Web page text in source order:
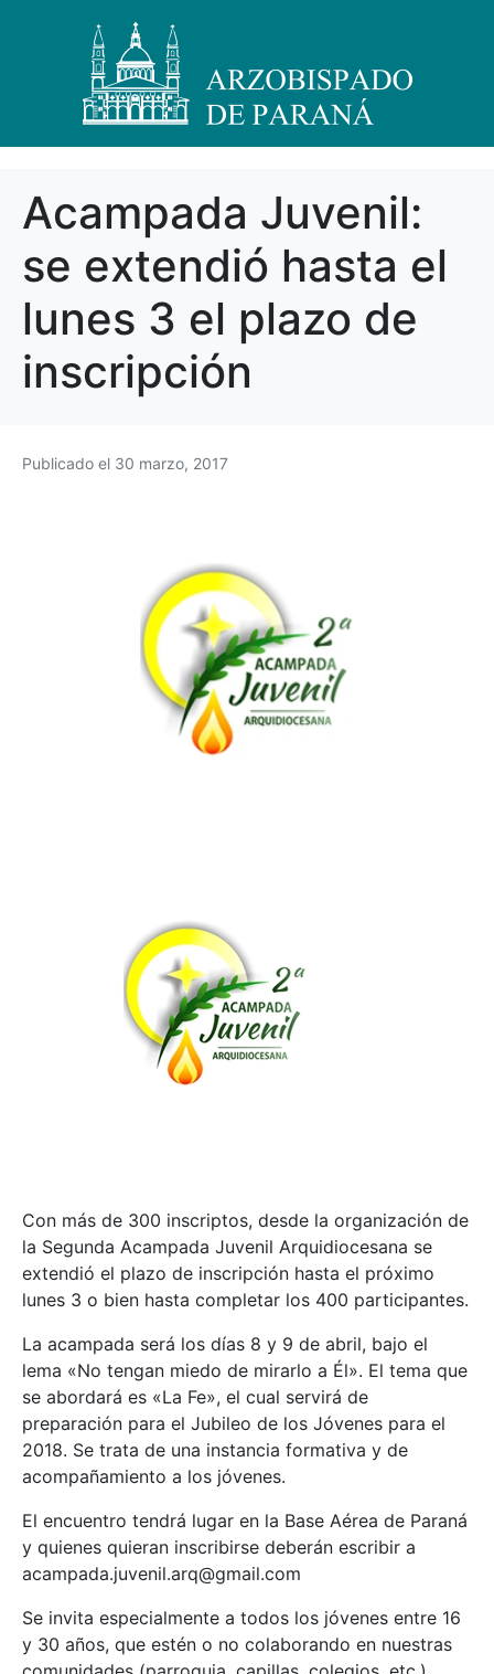
Acampada Juvenil:
se extendió hasta el
lunes 3 el plazo de
inscripción
Publicado el 30 marzo, 2017
Con más de 300 inscriptos, desde la organización de
la Segunda Acampada Juvenil Arquidiocesana se
extendió el plazo de inscripción hasta el próximo
lunes 3 o bien hasta completar los 400 participantes.
La acampada será los días 8 y 9 de abril, bajo el
lema «No tengan miedo de mirarlo a Él». El tema que
se abordará es «La Fe», el cual servirá de
preparación para el Jubileo de los Jóvenes para el
2018. Se trata de una instancia formativa y de
acompañamiento a los jóvenes.
El encuentro tendrá lugar en la Base Aérea de Paraná
y quienes quieran inscribirse deberán escribir a
acampada.juvenil.arq@gmail.com
Se invita especialmente a todos los jóvenes entre 16
y 30 años, que estén o no colaborando en nuestras